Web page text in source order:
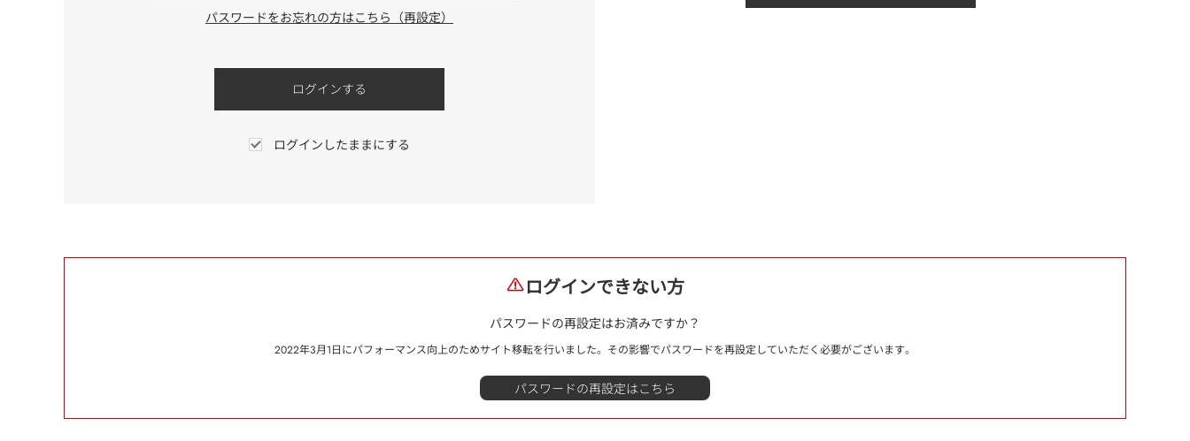
パスワードをお忘れの方はこちら（再設定）
ログインしたままにする
ログインできない方
パスワードの再設定はお済みですか？
2022年3月1日にパフォーマンス向上のためサイト移転を行いました。その影響でパスワードを再設定していただく必要がございます。